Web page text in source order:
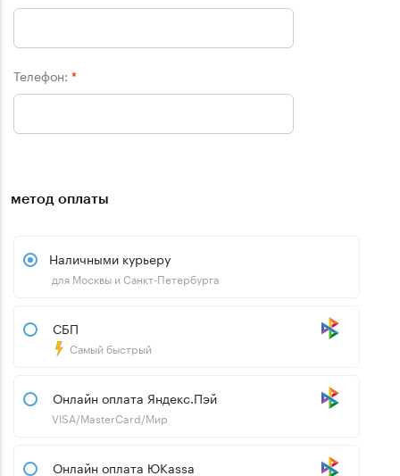
Телефон: *
метод оплаты
Наличными курьеру
для Москвы и Санкт-Петербурга
СБП
Самый быстрый
Онлайн оплата Яндекс.Пэй
VISA/MasterCard/Мир
Онлайн оплата ЮKassa